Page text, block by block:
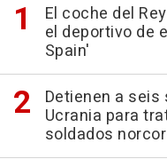
El coche del
el deportivo de
Spain'
Detienen a
Ucrania para
soldados